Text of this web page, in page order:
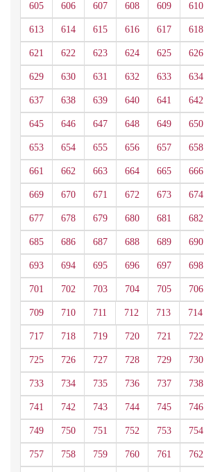
605 606 607 608 609 610
613 614 615 616 617 618
621 622 623 624 625 626
629 630 631 632 633 634
637 638 639 640 641 642
645 646 647 648 649 650
653 654 655 656 657 658
661 662 663 664 665 666
669 670 671 672 673 674
677 678 679 680 681 682
685 686 687 688 689 690
693 694 695 696 697 698
701 702 703 704 705 706
709 710 711 712 713 714
717 718 719 720 721 722
725 726 727 728 729 730
733 734 735 736 737 738
741 742 743 744 745 746
749 750 751 752 753 754
757 758 759 760 761 762